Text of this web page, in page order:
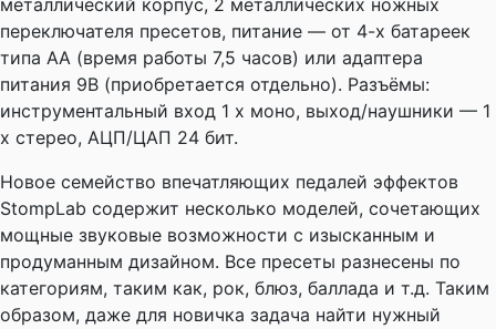
металлический корпус, 2 металлических ножных
переключателя пресетов, питание — от 4-х батареек
типа АА (время работы 7,5 часов) или адаптера
питания 9В (приобретается отдельно). Разъёмы:
инструментальный вход 1 x моно, выход/наушники — 1
x стерео, АЦП/ЦАП 24 бит.
Новое семейство впечатляющих педалей эффектов
StompLab содержит несколько моделей, сочетающих
мощные звуковые возможности с изысканным и
продуманным дизайном. Все пресеты разнесены по
категориям, таким как, рок, блюз, баллада и т.д. Таким
образом, даже для новичка задача найти нужный